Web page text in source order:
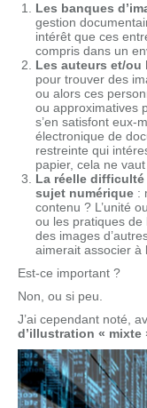
Les banques
gestion
intérêt que ces
compris dans un
Les auteurs et/ou
pour trouver des
ou alors ces
ou approximatives
s’en satisfont eux-
électronique de
restreinte qui
papier, cela ne
La réelle
sujet numérique :
contenu ? L’unité
ou les pratiques de
des images
aimerait associer à
Est-ce important ?
Non, ou si peu.
J’ai cependant noté,
d’illustration « mixte